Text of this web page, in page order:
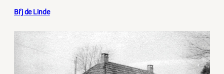
Bi’j de Linde